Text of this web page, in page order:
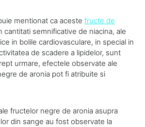
mentionat ca aceste fructe de
cantitati semnificative de niacina, ale
in bolile cardiovasculare, in special in
de scadere a lipidelor, sunt
urmare, efectele observate ale
de aronia pot fi atribuite si
fructelor negre de aronia asupra
din sange au fost observate la